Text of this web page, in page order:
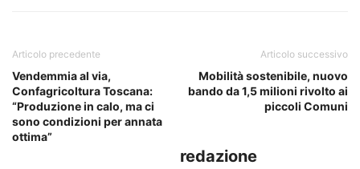
Articolo precedente
Vendemmia al via,
Confagricoltura Toscana:
“Produzione in calo, ma ci
sono condizioni per annata
ottima”
Articolo successivo
Mobilità sostenibile, nuovo
bando da 1,5 milioni rivolto ai
piccoli Comuni
redazione